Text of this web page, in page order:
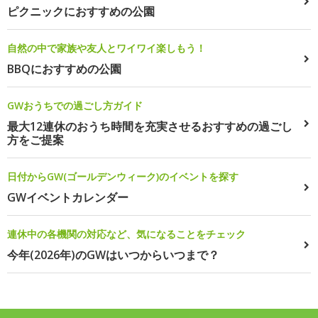
ピクニックにおすすめの公園
自然の中で家族や友人とワイワイ楽しもう！
BBQにおすすめの公園
GWおうちでの過ごし方ガイド
最大12連休のおうち時間を充実させるおすすめの過ごし
方をご提案
日付からGW(ゴールデンウィーク)のイベントを探す
GWイベントカレンダー
連休中の各機関の対応など、気になることをチェック
今年(2026年)のGWはいつからいつまで？